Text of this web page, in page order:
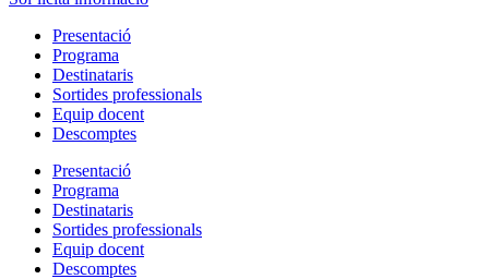
Presentació
Programa
Destinataris
Sortides professionals
Equip docent
Descomptes
Presentació
Programa
Destinataris
Sortides professionals
Equip docent
Descomptes